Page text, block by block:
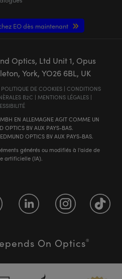
EO dès maintenant
Optics, Ltd Unit 1, Opus
York, YO26 6BL, UK
POLITIQUE DE COOKIES| CONDITIONS
B2C | MENTIONS LÉGALES|
EN ALLEMAGNE AGIT COMME UN
OPTICS BV AUX PAYS-BAS.
OPTICS BV AUX PAYS-BAS.
générés ou modifiés à l'aide de
artificielle (IA).
On Optics®